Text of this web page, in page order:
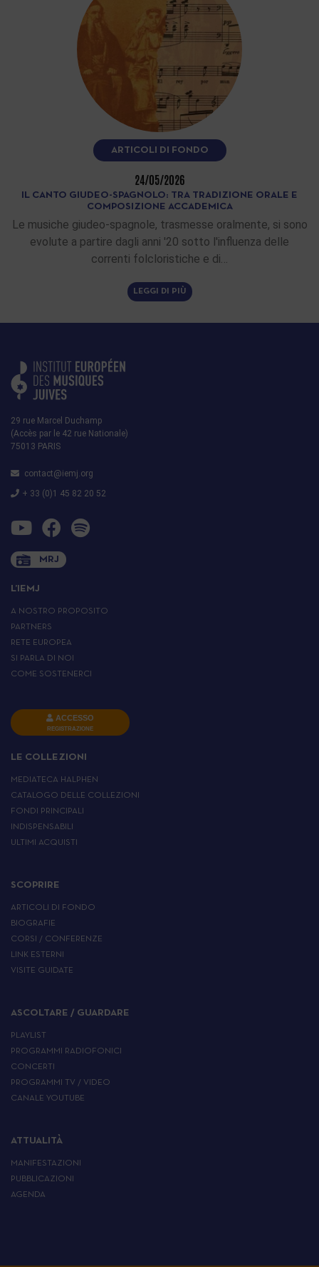
ARTICOLI DI FONDO
24/05/2026
IL CANTO GIUDEO-SPAGNOLO: TRA TRADIZIONE ORALE E
COMPOSIZIONE ACCADEMICA
Le musiche giudeo-spagnole, trasmesse oralmente, si sono
evolute a partire dagli anni '20 sotto l'influenza delle
correnti folcloristiche e di…
LEGGI DI PIÙ
29 rue Marcel Duchamp
(Accès par le 42 rue Nationale)
75013 PARIS
contact@iemj.org
+ 33 (0)1 45 82 20 52
MRJ
L’IEMJ
A NOSTRO PROPOSITO
PARTNERS
RETE EUROPEA
SI PARLA DI NOI
COME SOSTENERCI
ACCESSO
REGISTRAZIONE
LE COLLEZIONI
MEDIATECA HALPHEN
CATALOGO DELLE COLLEZIONI
FONDI PRINCIPALI
INDISPENSABILI
ULTIMI ACQUISTI
SCOPRIRE
ARTICOLI DI FONDO
BIOGRAFIE
CORSI / CONFERENZE
LINK ESTERNI
VISITE GUIDATE
ASCOLTARE / GUARDARE
PLAYLIST
PROGRAMMI RADIOFONICI
CONCERTI
PROGRAMMI TV / VIDEO
CANALE YOUTUBE
ATTUALITÀ
MANIFESTAZIONI
PUBBLICAZIONI
AGENDA